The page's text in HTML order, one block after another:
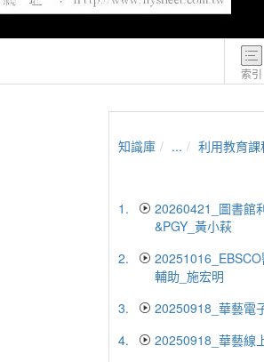
索引
知識庫 ... 利用教育課
1.
20260421_圖書館
&PGY_黃小萩
2.
輔助_施宏明
3.
20250918_華藝電
4.
20250918_華藝線